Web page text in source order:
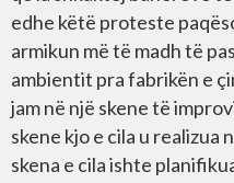
edhe këtë proteste
armikun më të madh të
ambientit pra fabrikën e
jam në një skene të
skene kjo e cila u
skena e cila ishte